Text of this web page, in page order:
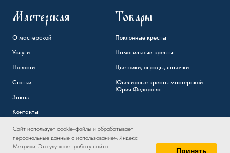
Сайт использует cookie-файлы и обрабатывает
персональные данные с использованием Яндекс
Метрики. Это улучшает работу сайта
Принять
Мастерская
О мастерской
Услуги
Новости
Статьи
Заказ
Контакты
Товары
Поклонные кресты
Намогильные кресты
Цветники, ограды, лавочки
Ювелирные кресты мастерской
Юрия Федорова